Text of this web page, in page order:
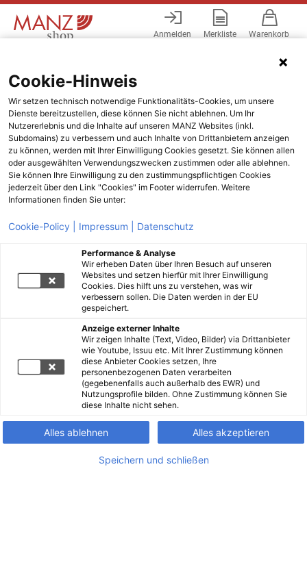
Anmelden Merkliste Warenkorb
Cookie-Hinweis
Wir setzen technisch notwendige Funktionalitäts-Cookies, um unsere
Dienste bereitzustellen, diese können Sie nicht ablehnen. Um Ihr
Nutzererlebnis und die Inhalte auf unseren MANZ Websites (inkl.
Subdomains) zu verbessern und auch Inhalte von Drittanbietern anzeigen
zu können, werden mit Ihrer Einwilligung Cookies gesetzt. Sie können allen
oder ausgewählten Verwendungszwecken zustimmen oder alle ablehnen.
Sie können Ihre Einwilligung zu den zustimmungspflichtigen Cookies
jederzeit über den Link "Cookies" im Footer widerrufen. Weitere
Informationen finden Sie unter:
Cookie-Policy | Impressum | Datenschutz
Performance & Analyse
Wir erheben Daten über Ihren Besuch auf unseren
Websites und setzen hierfür mit Ihrer Einwilligung
Cookies. Dies hilft uns zu verstehen, was wir
verbessern sollen. Die Daten werden in der EU
gespeichert.
Anzeige externer Inhalte
Wir zeigen Inhalte (Text, Video, Bilder) via Drittanbieter
wie Youtube, Issuu etc. Mit Ihrer Zustimmung können
diese Anbieter Cookies setzen, Ihre
personenbezogenen Daten verarbeiten
(gegebenenfalls auch außerhalb des EWR) und
Nutzungsprofile bilden. Ohne Zustimmung können Sie
diese Inhalte nicht sehen.
Alles ablehnen Alles akzeptieren
Speichern und schließen